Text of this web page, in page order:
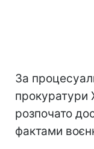
За
прокуратури
розпочато
фактами